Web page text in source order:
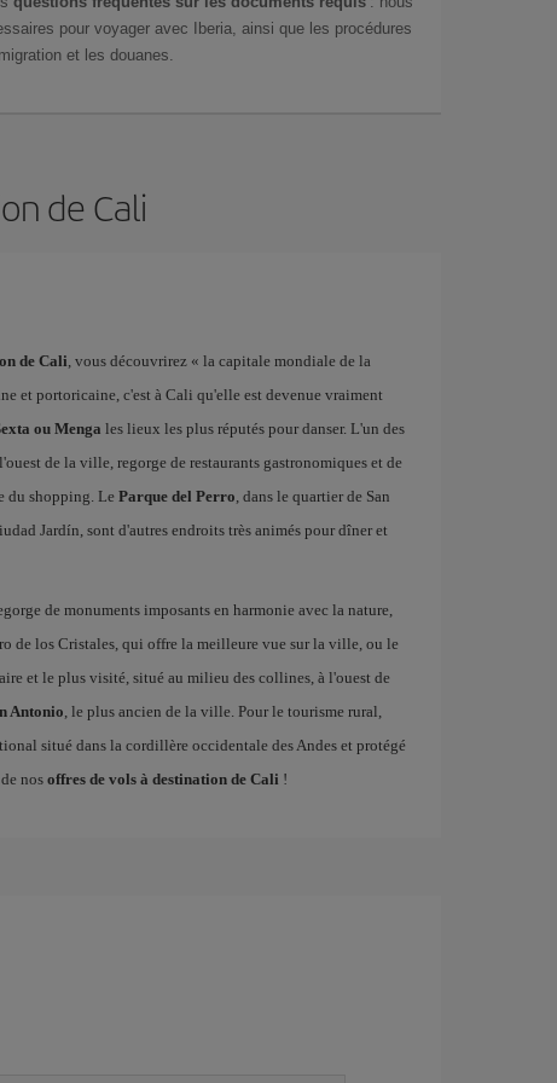
pour voyager avec Iberia, ainsi que les procédures
et les douanes.
de Cali
de Cali, vous découvrirez « la capitale mondiale de la
et portoricaine, c'est à Cali qu'elle est devenue vraiment
ou Menga les lieux les plus réputés pour danser. L'un des
de la ville, regorge de restaurants gastronomiques et de
du shopping. Le Parque del Perro, dans le quartier de San
Jardín, sont d'autres endroits très animés pour dîner et
de monuments imposants en harmonie avec la nature,
de los Cristales, qui offre la meilleure vue sur la ville, ou le
et le plus visité, situé au milieu des collines, à l'ouest de
Antonio, le plus ancien de la ville. Pour le tourisme rural,
situé dans la cordillère occidentale des Andes et protégé
nos offres de vols à destination de Cali !